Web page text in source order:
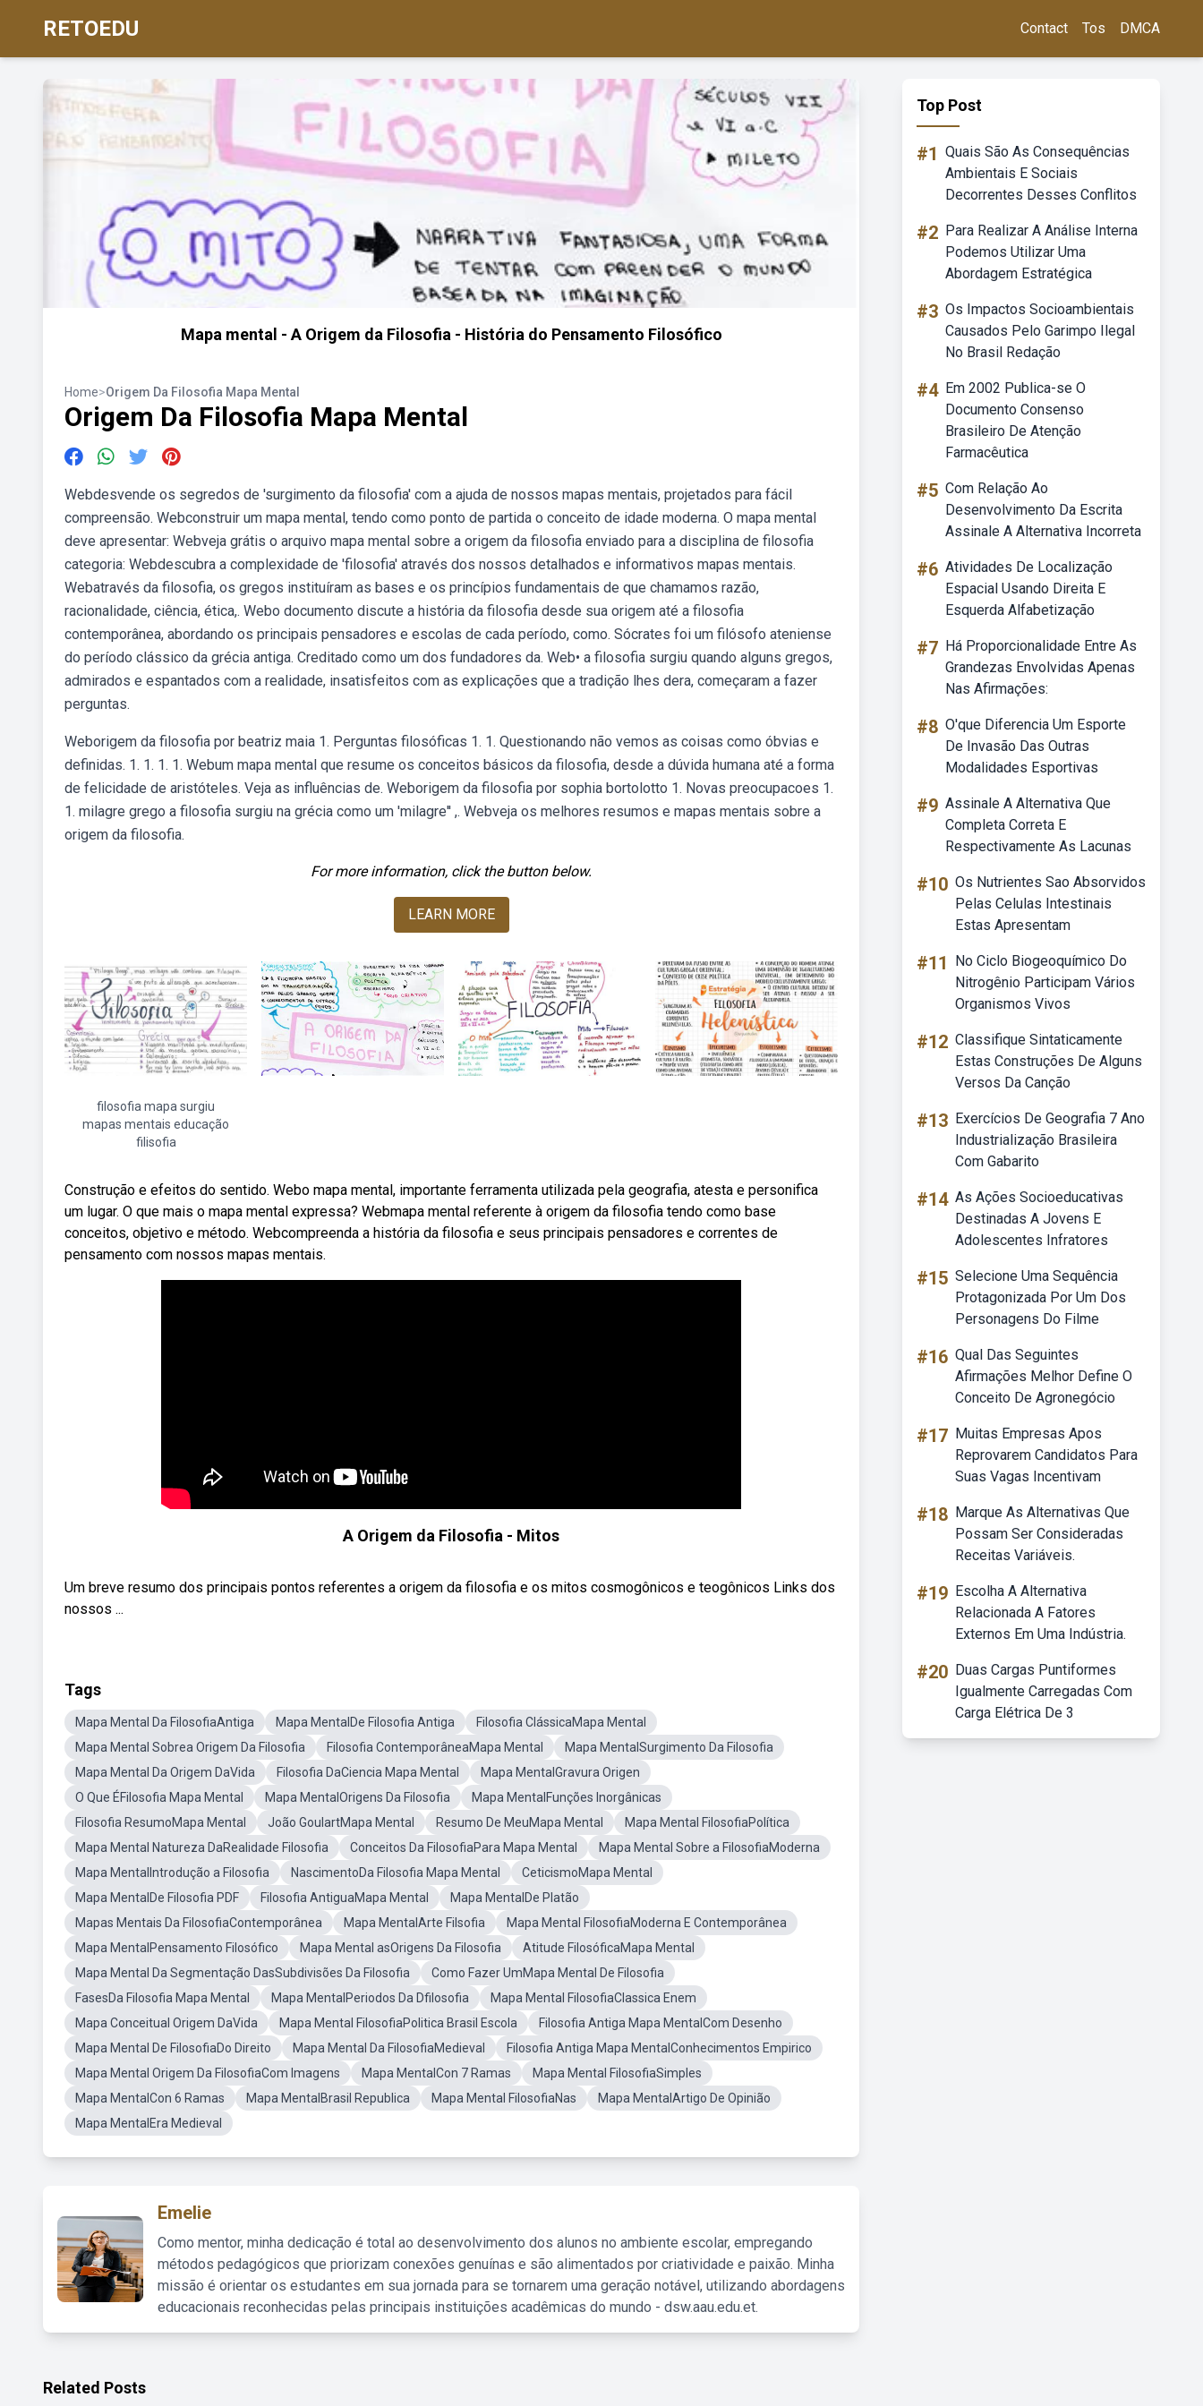
RETOEDU Contact Tos DMCA
Mapa mental - A Origem da Filosofia - História do Pensamento Filosófico
Home>Origem Da Filosofia Mapa Mental
Origem Da Filosofia Mapa Mental
Webdesvende os segredos de 'surgimento da filosofia' com a ajuda de nossos mapas mentais, projetados para fácil
compreensão. Webconstruir um mapa mental, tendo como ponto de partida o conceito de idade moderna. O mapa mental
deve apresentar: Webveja grátis o arquivo mapa mental sobre a origem da filosofia enviado para a disciplina de filosofia
categoria: Webdescubra a complexidade de 'filosofia' através dos nossos detalhados e informativos mapas mentais.
Webatravés da filosofia, os gregos instituíram as bases e os princípios fundamentais de que chamamos razão,
racionalidade, ciência, ética,. Webo documento discute a história da filosofia desde sua origem até a filosofia
contemporânea, abordando os principais pensadores e escolas de cada período, como. Sócrates foi um filósofo ateniense
do período clássico da grécia antiga. Creditado como um dos fundadores da. Web• a filosofia surgiu quando alguns gregos,
admirados e espantados com a realidade, insatisfeitos com as explicações que a tradição lhes dera, começaram a fazer
perguntas.
Weborigem da filosofia por beatriz maia 1. Perguntas filosóficas 1. 1. Questionando não vemos as coisas como óbvias e
definidas. 1. 1. 1. 1. Webum mapa mental que resume os conceitos básicos da filosofia, desde a dúvida humana até a forma
de felicidade de aristóteles. Veja as influências de. Weborigem da filosofia por sophia bortolotto 1. Novas preocupacoes 1.
1. milagre grego a filosofia surgiu na grécia como um 'milagre'' ,. Webveja os melhores resumos e mapas mentais sobre a
origem da filosofia.
For more information, click the button below.
LEARN MORE
filosofia mapa surgiu
mapas mentais educação
filisofia
Construção e efeitos do sentido. Webo mapa mental, importante ferramenta utilizada pela geografia, atesta e personifica
um lugar. O que mais o mapa mental expressa? Webmapa mental referente à origem da filosofia tendo como base
conceitos, objetivo e método. Webcompreenda a história da filosofia e seus principais pensadores e correntes de
pensamento com nossos mapas mentais.
A Origem da Filosofia - Mitos
Um breve resumo dos principais pontos referentes a origem da filosofia e os mitos cosmogônicos e teogônicos Links dos
nossos ...
Tags
Mapa Mental Da FilosofiaAntiga Mapa MentalDe Filosofia Antiga
Filosofia ClássicaMapa Mental
Mapa Mental Sobrea Origem Da Filosofia
Filosofia ContemporâneaMapa Mental
Mapa MentalSurgimento Da Filosofia
Mapa Mental Da Origem DaVida
Filosofia DaCiencia Mapa Mental
Mapa MentalGravura Origen
O Que ÉFilosofia Mapa Mental
Mapa MentalOrigens Da Filosofia
Mapa MentalFunções Inorgânicas
Filosofia ResumoMapa Mental
João GoulartMapa Mental Resumo De MeuMapa Mental
Mapa Mental FilosofiaPolítica
Mapa Mental Natureza DaRealidade Filosofia
Conceitos Da FilosofiaPara Mapa Mental
Mapa Mental Sobre a FilosofiaModerna
Mapa MentalIntrodução a Filosofia
NascimentoDa Filosofia Mapa Mental
CeticismoMapa Mental
Mapa MentalDe Filosofia PDF
Filosofia AntiguaMapa Mental
Mapa MentalDe Platão
Mapas Mentais Da FilosofiaContemporânea
Mapa MentalArte Filsofia
Mapa Mental FilosofiaModerna E Contemporânea
Mapa MentalPensamento Filosófico
Mapa Mental asOrigens Da Filosofia
Atitude FilosóficaMapa Mental
Mapa Mental Da Segmentação DasSubdivisões Da Filosofia
Como Fazer UmMapa Mental De Filosofia
FasesDa Filosofia Mapa Mental
Mapa MentalPeriodos Da Dfilosofia
Mapa Mental FilosofiaClassica Enem
Mapa Conceitual Origem DaVida
Mapa Mental FilosofiaPolitica Brasil Escola
Filosofia Antiga Mapa MentalCom Desenho
Mapa Mental De FilosofiaDo Direito
Mapa Mental Da FilosofiaMedieval
Filosofia Antiga Mapa MentalConhecimentos Empirico
Mapa Mental Origem Da FilosofiaCom Imagens
Mapa MentalCon 7 Ramas
Mapa Mental FilosofiaSimples
Mapa MentalCon 6 Ramas
Mapa MentalBrasil Republica Mapa Mental FilosofiaNas
Mapa MentalArtigo De Opinião
Mapa MentalEra Medieval
Emelie
Como mentor, minha dedicação é total ao desenvolvimento dos alunos no ambiente escolar, empregando
métodos pedagógicos que priorizam conexões genuínas e são alimentados por criatividade e paixão. Minha
missão é orientar os estudantes em sua jornada para se tornarem uma geração notável, utilizando abordagens
educacionais reconhecidas pelas principais instituições acadêmicas do mundo - dsw.aau.edu.et.
Top Post
#1 Quais São As Consequências
Ambientais E Sociais
Decorrentes Desses Conflitos
#2 Para Realizar A Análise Interna
Podemos Utilizar Uma
Abordagem Estratégica
#3 Os Impactos Socioambientais
Causados Pelo Garimpo Ilegal
No Brasil Redação
#4 Em 2002 Publica-se O
Documento Consenso
Brasileiro De Atenção
Farmacêutica
#5 Com Relação Ao
Desenvolvimento Da Escrita
Assinale A Alternativa Incorreta
#6 Atividades De Localização
Espacial Usando Direita E
Esquerda Alfabetização
#7 Há Proporcionalidade Entre As
Grandezas Envolvidas Apenas
Nas Afirmações:
#8 O'que Diferencia Um Esporte
De Invasão Das Outras
Modalidades Esportivas
#9 Assinale A Alternativa Que
Completa Correta E
Respectivamente As Lacunas
#10 Os Nutrientes Sao Absorvidos
Pelas Celulas Intestinais
Estas Apresentam
#11
No Ciclo Biogeoquímico Do
Nitrogênio Participam Vários
Organismos Vivos
#12 Classifique Sintaticamente
Estas Construções De Alguns
Versos Da Canção
#13 Exercícios De Geografia 7 Ano
Industrialização Brasileira
Com Gabarito
#14 As Ações Socioeducativas
Destinadas A Jovens E
Adolescentes Infratores
#15 Selecione Uma Sequência
Protagonizada Por Um Dos
Personagens Do Filme
#16 Qual Das Seguintes
Afirmações Melhor Define O
Conceito De Agronegócio
#17 Muitas Empresas Apos
Reprovarem Candidatos Para
Suas Vagas Incentivam
#18 Marque As Alternativas Que
Possam Ser Consideradas
Receitas Variáveis.
#19 Escolha A Alternativa
Relacionada A Fatores
Externos Em Uma Indústria.
#20 Duas Cargas Puntiformes
Igualmente Carregadas Com
Carga Elétrica De 3
Related Posts